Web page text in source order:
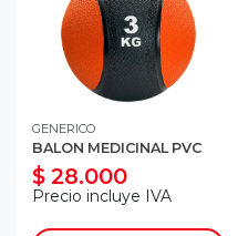
GENERICO
BALON MEDICINAL PVC
$ 28.000
Precio incluye IVA